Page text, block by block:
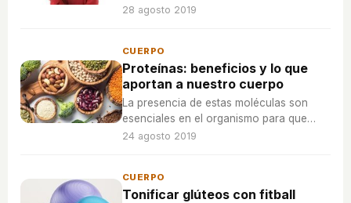
para recuperar su figura.
28 agosto 2019
CUERPO
Proteínas: beneficios y lo que
aportan a nuestro cuerpo
La presencia de estas moléculas son
esenciales en el organismo para que
éste trabaje de forma correcta. La
funciones.
24 agosto 2019
CUERPO
Tonificar glúteos con fitball